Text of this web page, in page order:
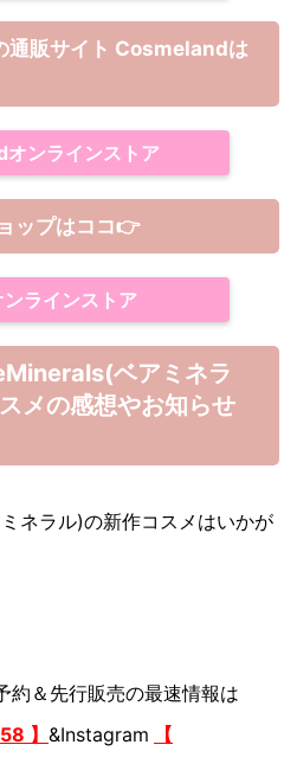
通販サイト Cosmelandは
ンラインストア
ップはココ👉
ラインストア
ベアミネラ
メの感想やお知らせ
ネラル)の新作コスメはいかが
約＆先行販売の最速情報は
】 &Instagram
【